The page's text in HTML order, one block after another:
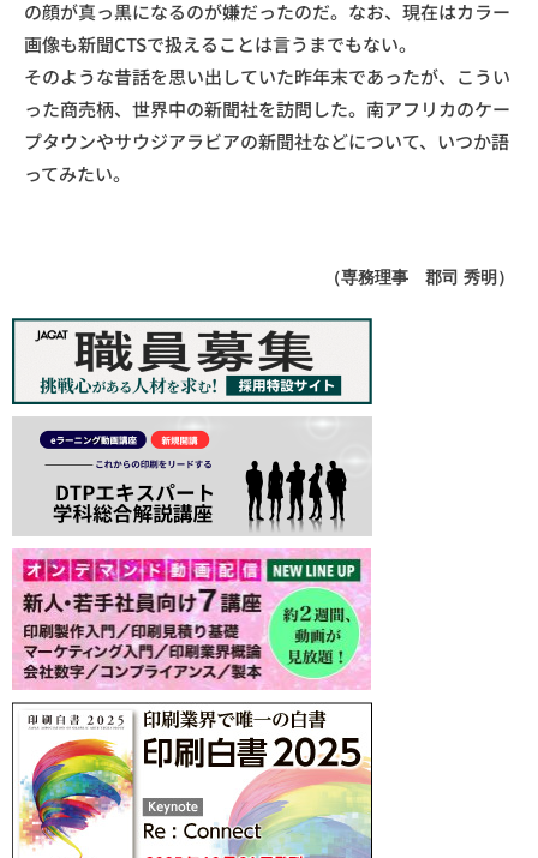
の顔が真っ黒になるのが嫌だったのだ。なお、現在はカラー
画像も新聞CTSで扱えることは言うまでもない。
そのような昔話を思い出していた昨年末であったが、こうい
った商売柄、世界中の新聞社を訪問した。南アフリカのケー
プタウンやサウジアラビアの新聞社などについて、いつか語
ってみたい。
（専務理事 郡司 秀明）